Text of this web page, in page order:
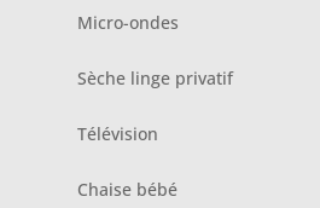
Micro-ondes
Sèche linge privatif
Télévision
Chaise bébé